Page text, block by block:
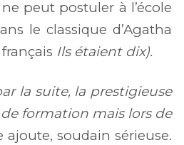
peut postuler à l’école
le classique d’Agatha
Ils étaient dix).
la suite, la prestigieuse
de formation mais lors de
ajoute, soudain sérieuse.